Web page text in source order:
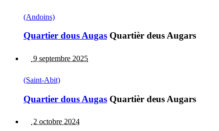
(Andoins)
Quartier dous Augas Quartièr deus Augars
9 septembre 2025
(Saint-Abit)
Quartier dous Augas Quartièr deus Augars
2 octobre 2024